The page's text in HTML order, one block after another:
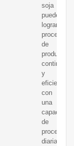
soja
pueden
lograr
procesos
de
producción
continuos
y
eficientes,
con
una
capacidad
de
diaria